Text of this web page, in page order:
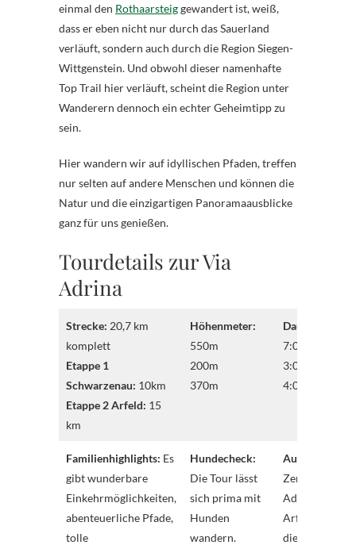
einmal den Rothaarsteiggewandert ist, weiß,
dass er eben nicht nur durch das Sauerland
verläuft, sondern auch durch die Region Siegen-
Wittgenstein. Und obwohl dieser namenhafte
Top Trail hier verläuft, scheint die Region unter
Wanderern dennoch ein echter Geheimtipp zu
sein.
Hier wandern wir auf idyllischen Pfaden, treffen
nur selten auf andere Menschen und können die
Natur und die einzigartigen Panoramaausblicke
ganz für uns genießen.
Tourdetails zur Via
Adrina
Strecke: 20,7 km
komplett
Etappe 1
Schwarzenau: 10km
Etappe 2 Arfeld: 15
km
Höhenmeter:
550m
200m
370m
Dauer:
7:00 Std.
3:00 Std.
4:00 Std.
Familienhighlights: Es
gibt wunderbare
Einkehrmöglichkeiten,
abenteuerliche Pfade,
tolle
Hundecheck:
Die Tour lässt
sich prima mit
Hunden
wandern.
Zentrum Via
Adrina in
Arfeld, wenn
die Etappen